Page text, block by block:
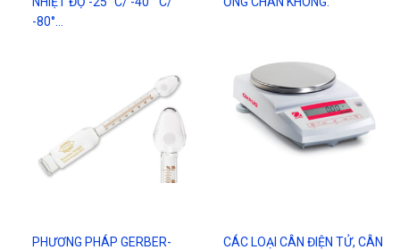
-80°…
PHƯƠNG PHÁP GERBER-
CÁC LOẠI CÂN ĐIỆN TỬ, CÂN